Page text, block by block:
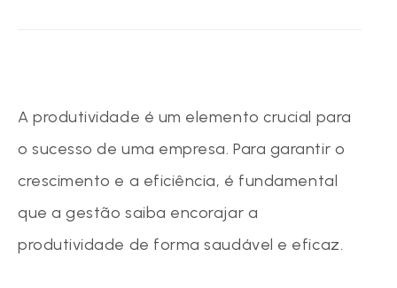
A produtividade é um elemento crucial para
o sucesso de uma empresa. Para garantir o
crescimento e a eficiência, é fundamental
que a gestão saiba encorajar a
produtividade de forma saudável e eficaz.